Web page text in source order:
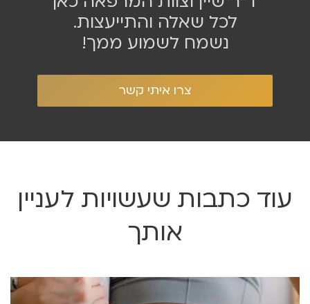
לכל שאלה והתייעצות.
נשמח לשמוע ממך!
צרו איתי קשר
עוד כתבות שעשויות לעניין
אותך